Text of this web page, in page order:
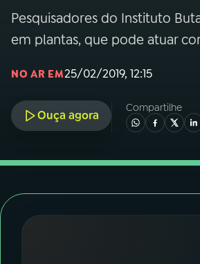
04PROGRAMAS
05 PODCASTS
06VIDEOCASTS
07ÚLTIMAS
Pesquisadores do Instituto
em plantas, que pode atuar
NO AR EM25/02/2019, 12:15
Ouça agora
Compartilhe